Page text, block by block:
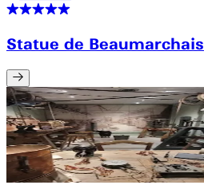
Statue de Beaumarchais